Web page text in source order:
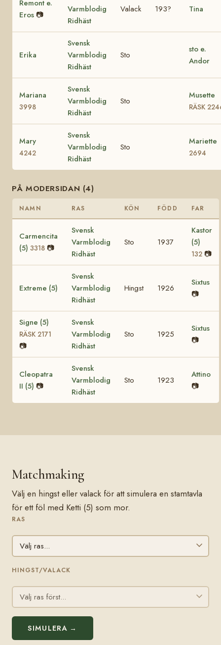
Remont e.
Eros 📷
Varmblodig
Ridhäst
Valack 193? Tina
Erika
Svensk
Varmblodig
Ridhäst
Sto
sto e.
Andor
Mariana
3998
Svensk
Varmblodig
Ridhäst
Sto
Musette
RÄSK
Mary
4242
Svensk
Varmblodig
Ridhäst
Sto
Mariette
2694
PÅ MODERSIDAN (4)
NAMN RAS KÖN FÖDD FAR
Carmencita
(5) 3318 📷
Svensk
Varmblodig
Ridhäst
Sto 1937
Kastor
(5)
132 📷
Extreme (5)
Svensk
Varmblodig
Ridhäst
Hingst 1926
Sixtus
📷
Signe (5)
RÄSK 2171
📷
Svensk
Varmblodig
Ridhäst
Sto 1925
Sixtus
📷
Cleopatra
II (5) 📷
Svensk
Varmblodig
Ridhäst
Sto 1923
Attino
📷
Matchmaking
Välj en hingst eller valack för att simulera en stamtavla
för ett föl med Ketti (5) som mor.
RAS
HINGST/VALACK
SIMULERA →